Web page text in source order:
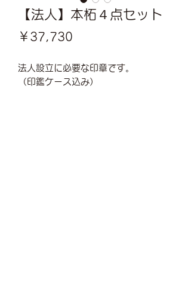
【法人】本柘４点セット
￥37,730
法人設立に必要な印章です。
（印鑑ケース込み）